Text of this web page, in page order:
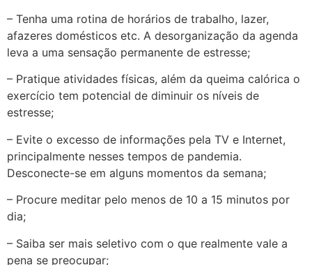
– Tenha uma rotina de horários de trabalho, lazer,
afazeres domésticos etc. A desorganização da agenda
leva a uma sensação permanente de estresse;
– Pratique atividades físicas, além da queima calórica o
exercício tem potencial de diminuir os níveis de
estresse;
– Evite o excesso de informações pela TV e Internet,
principalmente nesses tempos de pandemia.
Desconecte-se em alguns momentos da semana;
– Procure meditar pelo menos de 10 a 15 minutos por
dia;
– Saiba ser mais seletivo com o que realmente vale a
pena se preocupar;